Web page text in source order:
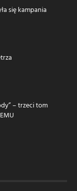
się kampania
– trzeci tom